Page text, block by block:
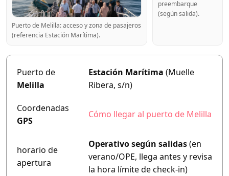
Puerto de Melilla: acceso y zona de pasajeros
(referencia Estación Marítima).
preembarque
(según salida).
Puerto de
Melilla
Estación Marítima (Muelle
Ribera, s/n)
Coordenadas
GPS
Cómo llegar al puerto de Melilla
horario de
apertura
Operativo según salidas(en
verano/OPE, llega antes y revisa
la hora límite de check-in)